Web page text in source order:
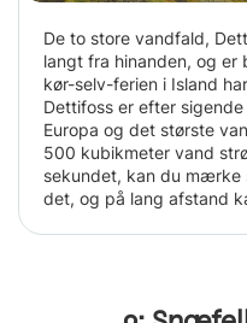
De to store vandfald,
langt fra hinanden, og
kør-selv-ferien i Island
Dettifoss er efter
Europa og det største
500 kubikmeter vand
sekundet, kan du
det, og på lang afstand